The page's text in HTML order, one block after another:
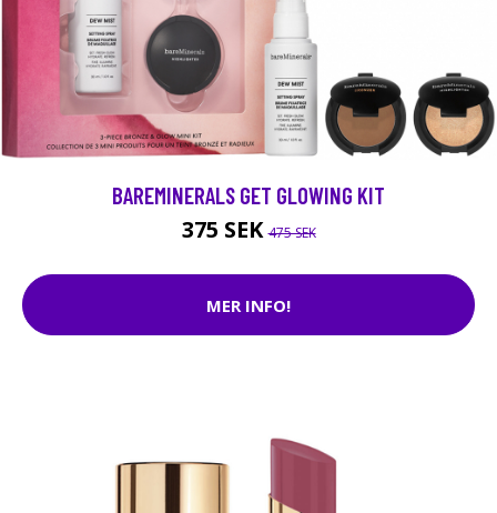
BAREMINERALS GET GLOWING KIT
375 SEK475 SEK
MER INFO!